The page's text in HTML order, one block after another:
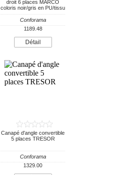
droit 6 places MARCO
coloris noir/gris en PU/tissu
Conforama
1189.48
Détail
Canapé d'angle convertible
5 places TRESOR
Conforama
1329.00